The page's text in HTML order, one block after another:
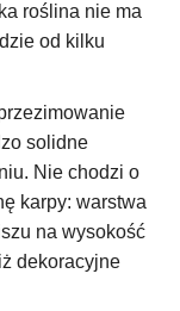
roślina nie ma
od kilku
solidne
Nie chodzi o
karpy: warstwa
na wysokość
dekoracyjne